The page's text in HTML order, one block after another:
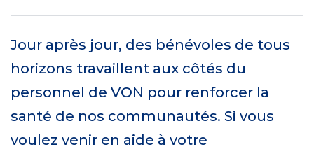
Jour après jour, des bénévoles de tous
horizons travaillent aux côtés du
personnel de VON pour renforcer la
santé de nos communautés. Si vous
voulez venir en aide à votre